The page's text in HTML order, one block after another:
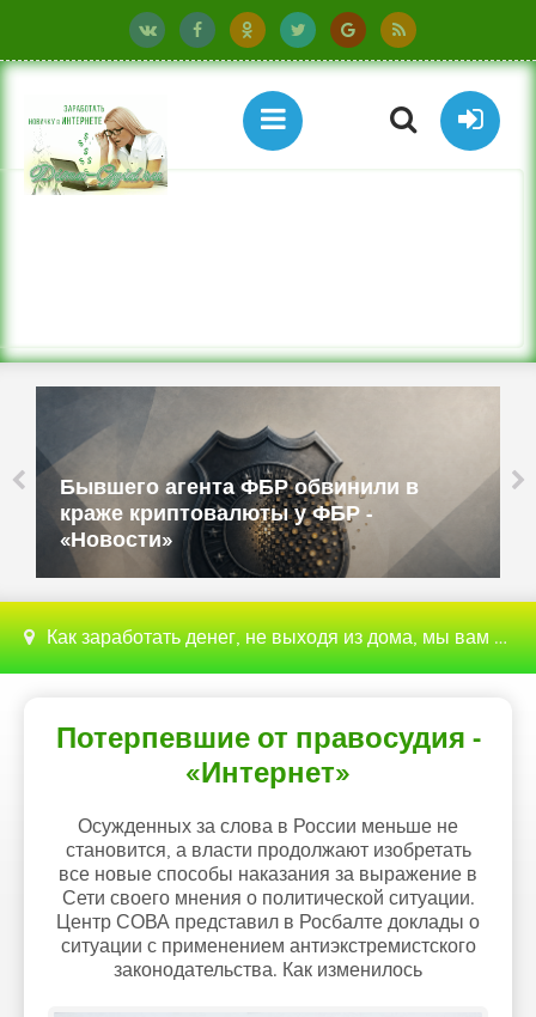
Бывшего агента ФБР обвинили в
краже криптовалюты у ФБР -
«Новости»
Как заработать денег, не выходя из дома, мы вам поможем с этим разобраться
Потерпевшие от правосудия -
«Интернет»
Осужденных за слова в России меньше не
становится, а власти продолжают изобретать
все новые способы наказания за выражение в
Сети своего мнения о политической ситуации.
Центр СОВА представил в Росбалте доклады о
ситуации с применением антиэкстремистского
законодательства. Как изменилось